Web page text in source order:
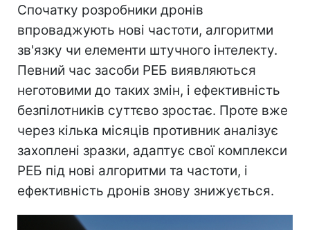
Спочатку розробники дронів
впроваджують нові частоти, алгоритми
зв'язку чи елементи штучного інтелекту.
Певний час засоби РЕБ виявляються
неготовими до таких змін, і ефективність
безпілотників суттєво зростає. Проте вже
через кілька місяців противник аналізує
захоплені зразки, адаптує свої комплекси
РЕБ під нові алгоритми та частоти, і
ефективність дронів знову знижується.